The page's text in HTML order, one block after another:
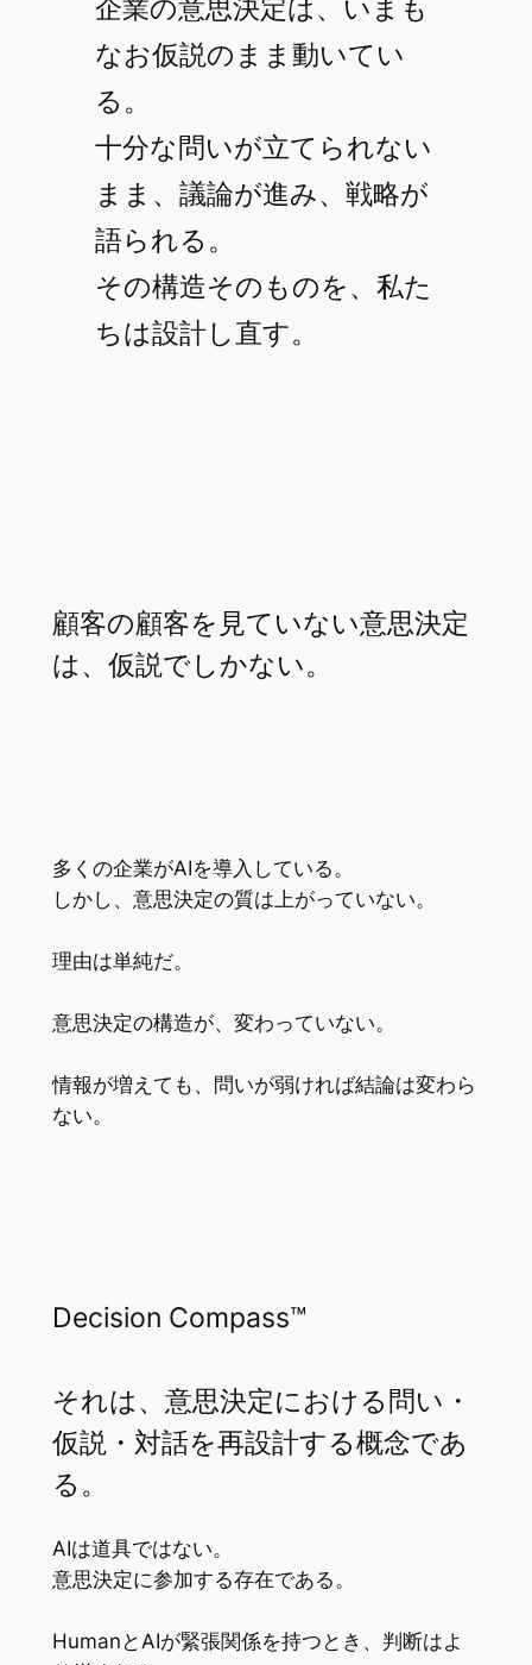
企業の意思決定は、いまも
なお仮説のまま動いてい
る。
十分な問いが立てられない
まま、議論が進み、戦略が
語られる。
その構造そのものを、私た
ちは設計し直す。
顧客の顧客を見ていない意思決定
は、仮説でしかない。
多くの企業がAIを導入している。
しかし、意思決定の質は上がっていない。
理由は単純だ。
意思決定の構造が、変わっていない。
情報が増えても、問いが弱ければ結論は変わら
ない。
Decision Compass™
それは、意思決定における問い・
仮説・対話を再設計する概念であ
る。
AIは道具ではない。
意思決定に参加する存在である。
HumanとAIが緊張関係を持つとき、判断はよ